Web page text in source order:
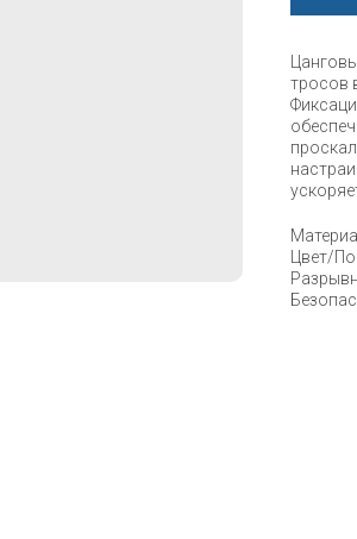
тросов
Цвет/